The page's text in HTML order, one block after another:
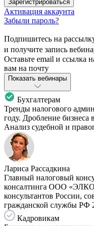
Зарегистрироваться
Активация аккаунта
Забыли пароль?
Подпишитесь на
и получите запись
Оставьте email и ссылка
вам на почту
Показать вебинары
Бухгалтерам
Тренды налогового
году. Дробление бизнеса
Анализ судебной и
Лариса Рассадкина
Главный налоговый
консалтинга ООО
консультантов России,
гражданской службы РФ
Кадровикам